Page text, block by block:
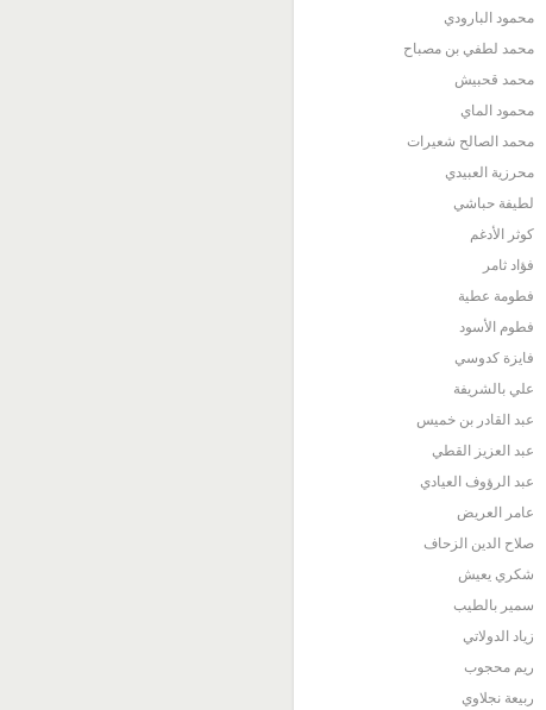
محمود البارودي
محمد لطفي بن مصباح
محمد قحبيش
محمود الماي
محمد الصالح شعيرات
محرزية العبيدي
لطيفة حباشي
كوثر الأدغم
فؤاد ثامر
فطومة عطية
فطوم الأسود
فايزة كدوسي
علي بالشريفة
عبد القادر بن خميس
عبد العزيز القطي
عبد الرؤوف العيادي
عامر العريض
صلاح الدين الزحاف
شكري يعيش
سمير بالطيب
زياد الدولاتي
ريم محجوب
ربيعة نجلاوي